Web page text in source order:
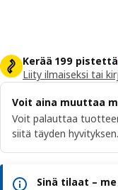
Kerää 199 pistettä
Liity ilmaiseksi tai
Voit aina muuttaa
Voit palauttaa
siitä täyden
Sinä tilaat –